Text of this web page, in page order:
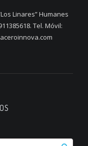
Linares” Humanes
Tel. Móvil: